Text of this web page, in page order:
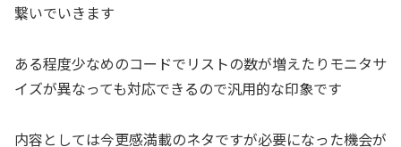
繋いでいきます
ある程度少なめのコードでリストの数が増えたりモニタサ
イズが異なっても対応できるので汎用的な印象です
内容としては今更感満載のネタですが必要になった機会が